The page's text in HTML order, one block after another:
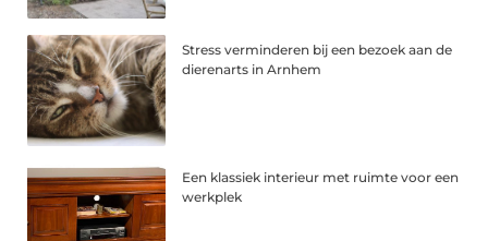
Stress verminderen bij een bezoek aan de
dierenarts in Arnhem
Een klassiek interieur met ruimte voor een
werkplek